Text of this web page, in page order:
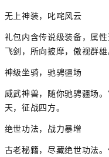
无上神装，叱咤风云
礼包内含传说级装备，属
飞剑，所向披靡，傲视群雄
神级坐骑，驰骋疆场
威武神兽，随你驰骋疆场
天，征战四方。
绝世功法，战力暴增
古老秘籍，尽藏绝世功法